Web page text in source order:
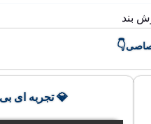
👇
💎 تجربه ای